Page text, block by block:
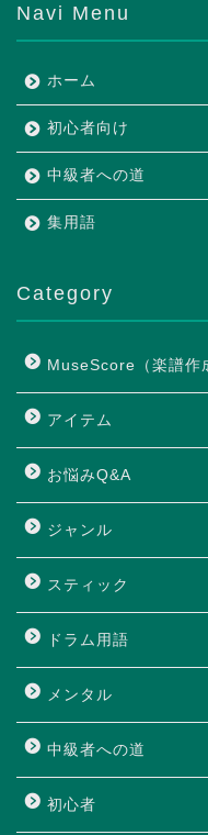
Navi Menu
ホーム
初心者向け
中級者への道
集用語
Category
MuseScore（楽譜作
アイテム
お悩みQ&A
ジャンル
スティック
ドラム用語
メンタル
中級者への道
初心者